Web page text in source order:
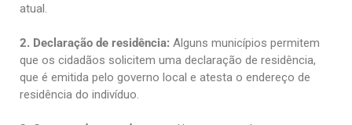
atual.
2. Declaração de residência: Alguns municípios permitem
que os cidadãos solicitem uma declaração de residência,
que é emitida pelo governo local e atesta o endereço de
residência do indivíduo.